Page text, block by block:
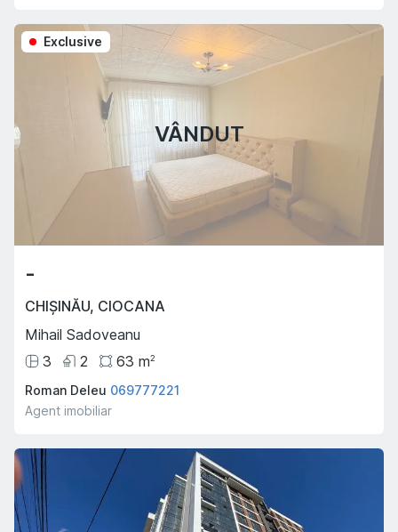
VÂNDUT
Exclusive
-
CHIȘINĂU, CIOCANA
Mihail Sadoveanu
3
2 63 m2
Roman Deleu 069777221
Agent imobiliar